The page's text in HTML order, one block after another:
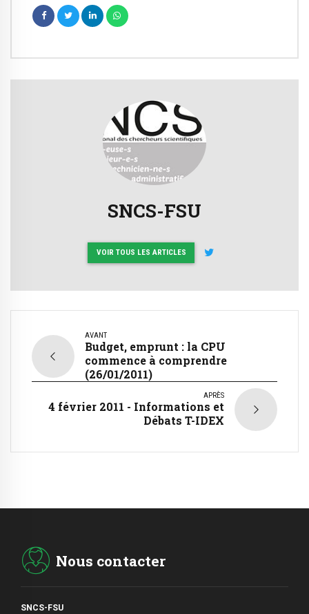
SNCS-FSU
VOIR TOUS LES ARTICLES
AVANT
Budget, emprunt : la CPU
commence à comprendre
(26/01/2011)
APRÈS
4 février 2011 - Informations et
Débats T-IDEX
Nous contacter
SNCS-FSU